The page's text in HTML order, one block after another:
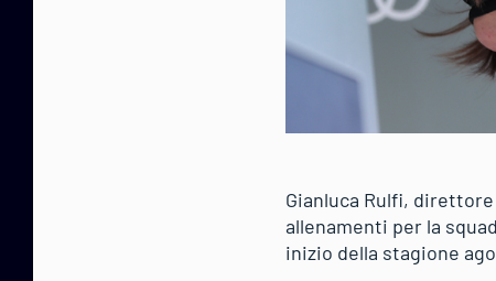
Gianluca Rulfi,
allenamenti per la
inizio della stagione